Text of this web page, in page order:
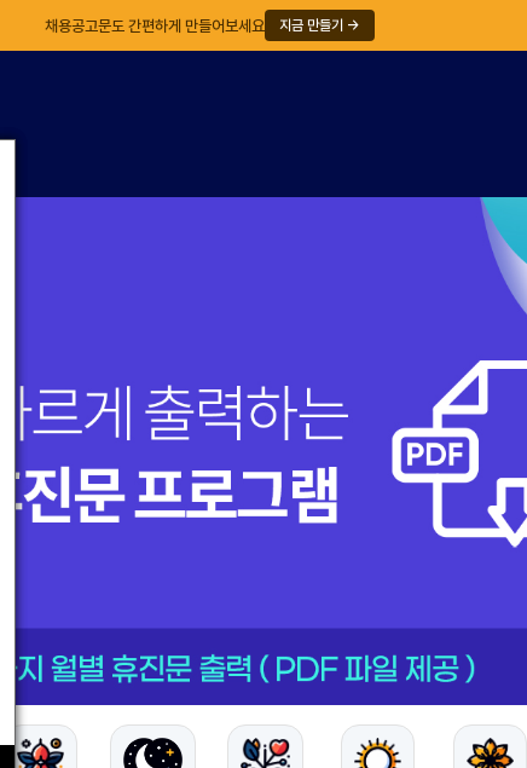
채용공고문도 간편하게 만들어보세요 지금 만들기 →